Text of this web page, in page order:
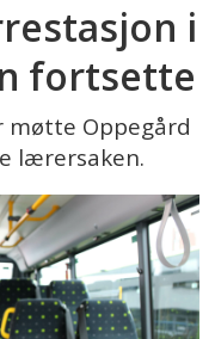
i
fortsette
møtte Oppegård
lærersaken.